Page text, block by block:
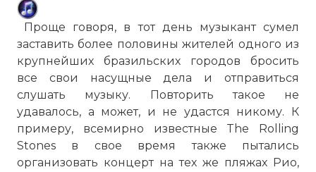
Проще говоря, в тот день музыкант сумел
заставить более половины жителей одного из
крупнейших бразильских городов бросить
все свои насущные дела и отправиться
слушать музыку. Повторить такое не
удавалось, а может, и не удастся никому. К
примеру, всемирно известные The Rolling
Stones в свое время также пытались
организовать концерт на тех же пляжах Рио,